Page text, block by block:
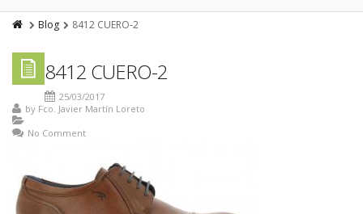
Blog 8412 CUERO-2
8412 CUERO-2
25/03/2017
by Fco. Javier Martín Loreto
No Comment